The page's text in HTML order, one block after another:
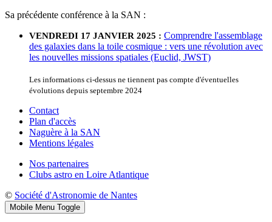
Sa précédente conférence à la SAN :
VENDREDI 17 JANVIER 2025 : Comprendre l'assemblage
des galaxies dans la toile cosmique : vers une révolution avec
les nouvelles missions spatiales (Euclid, JWST)
Les informations ci-dessus ne tiennent pas compte d'éventuelles
évolutions depuis septembre 2024
Contact
Plan d'accès
Naguère à la SAN
Mentions légales
Nos partenaires
Clubs astro en Loire Atlantique
© Société d'Astronomie de Nantes
Mobile Menu Toggle